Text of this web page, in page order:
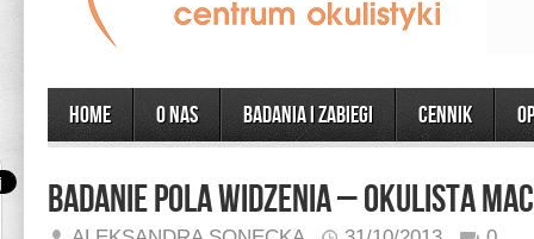
Home O Nas Badania i zabiegi CENNIK
Badanie pola widzenia – Okulista